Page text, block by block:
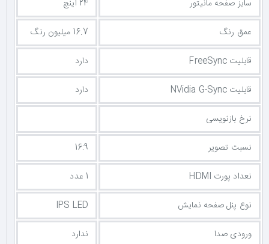
سایز صفحه مانیتور
24 اینچ
عمق رنگ
16.7 میلیون رنگ
قابلیت FreeSync
دارد
قابلیت NVidia G-Sync
دارد
نرخ بازنویسی
نسبت تصویر
16:9
نعداد پورت HDMI
1 عدد
نوع پنل صفحه نمایش
IPS LED
ورودی صدا
ندارد